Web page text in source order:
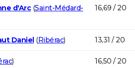
d'Arc(Saint-Médard-
16,69 / 20
Daniel(Ribérac) 13,31 / 20
) 16,50 / 20